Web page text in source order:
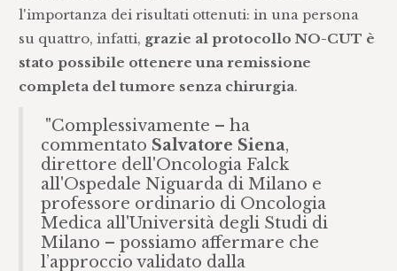
l'importanza dei risultati ottenuti: in una persona
su quattro, infatti, grazie al protocollo NO-CUT è
stato possibile ottenere una remissione
completa del tumore senza chirurgia.
"Complessivamente – ha
commentato Salvatore Siena,
direttore dell'Oncologia Falck
all'Ospedale Niguarda di Milano e
professore ordinario di Oncologia
Medica all'Università degli Studi di
Milano – possiamo affermare che
l’approccio validato dalla